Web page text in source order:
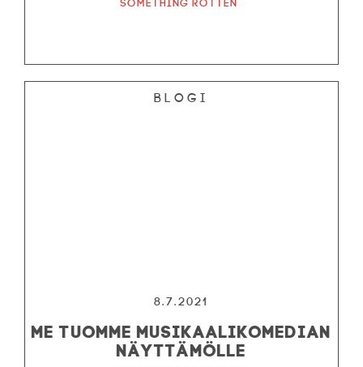
Something Rotten
Blogi
8.7.2021
Me tuomme musikaalikomedian
näyttämölle